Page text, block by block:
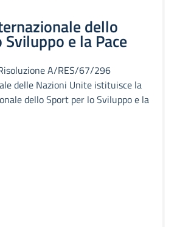
dello
e la Pace
A/RES/67/296
delle Nazioni Unite istituisce la
dello Sport per lo Sviluppo e la